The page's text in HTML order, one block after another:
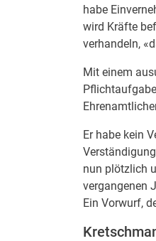
habe
wird Kräfte
verhandeln,
Mit einem
Er habe kein
nun plötzlich
vergangenen
Ein Vorwurf,